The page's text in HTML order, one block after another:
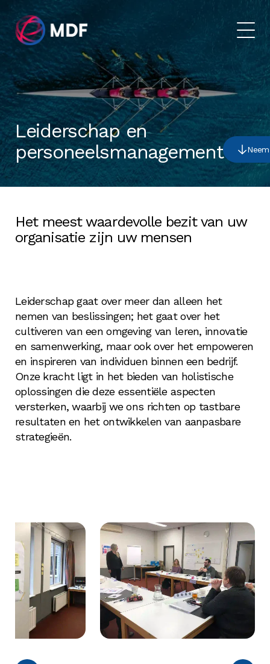
Leiderschap en
personeelsmanagement
Het meest waardevolle bezit van uw
organisatie zijn uw mensen
Leiderschap gaat over meer dan alleen het
nemen van beslissingen; het gaat over het
cultiveren van een omgeving van leren, innovatie
en samenwerking, maar ook over het empoweren
en inspireren van individuen binnen een bedrijf.
Onze kracht ligt in het bieden van holistische
oplossingen die deze essentiële aspecten
versterken, waarbij we ons richten op tastbare
resultaten en het ontwikkelen van aanpasbare
strategieën.